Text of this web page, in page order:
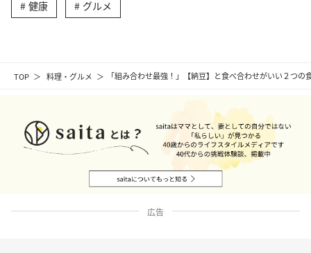
TOP 料理・グルメ 「組み合わせ最強！」【納豆】と食べ合わせがいい２つ
健康 グルメ
広告